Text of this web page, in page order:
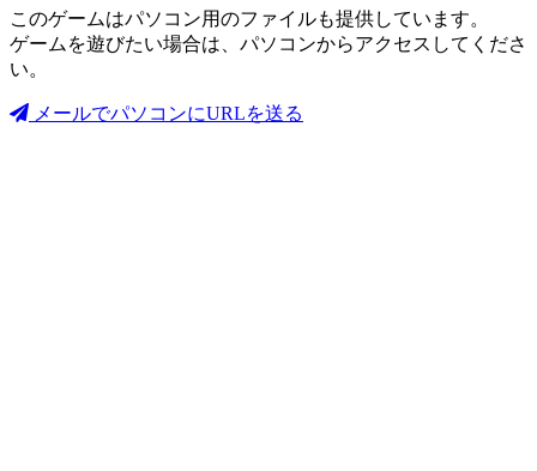
このゲームはパソコン用のファイルも提供しています。
ゲームを遊びたい場合は、パソコンからアクセスしてくださ
い。
メールでパソコンにURLを送る